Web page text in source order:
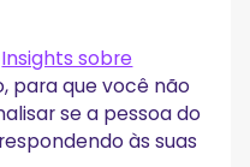
Insights sobre
para que você não
se a pessoa do
às suas